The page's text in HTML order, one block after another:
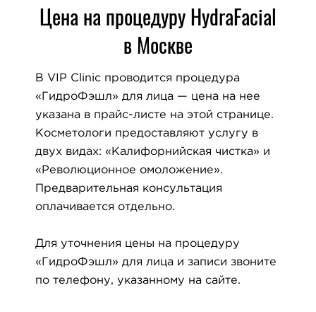
Цена на процедуру HydraFacial
в Москве
В VIP Clinic проводится процедура
«ГидроФэшл» для лица — цена на нее
указана в прайс-листе на этой странице.
Косметологи предоставляют услугу в
двух видах: «Калифорнийская чистка» и
«Революционное омоложение».
Предварительная консультация
оплачивается отдельно.
Для уточнения цены на процедуру
«ГидроФэшл» для лица и записи звоните
по телефону, указанному на сайте.